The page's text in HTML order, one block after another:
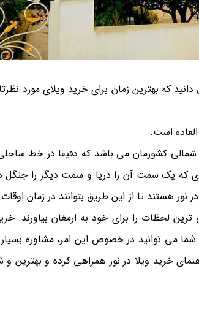
که بهترین زمان برای خرید ویلای مورد
است.
کشورمان می باشد که دقیقا در خط
که یک سمت آن را دریا و سمت دیگر را جنگل
نور هستند تا از این طریق بتوانند در زمان
لحظات را برای خود به ارمغان بیاورند.
می توانید در خصوص این امر، مشاوره
خرید ویلا در نور همراهی کرده و بهترین و